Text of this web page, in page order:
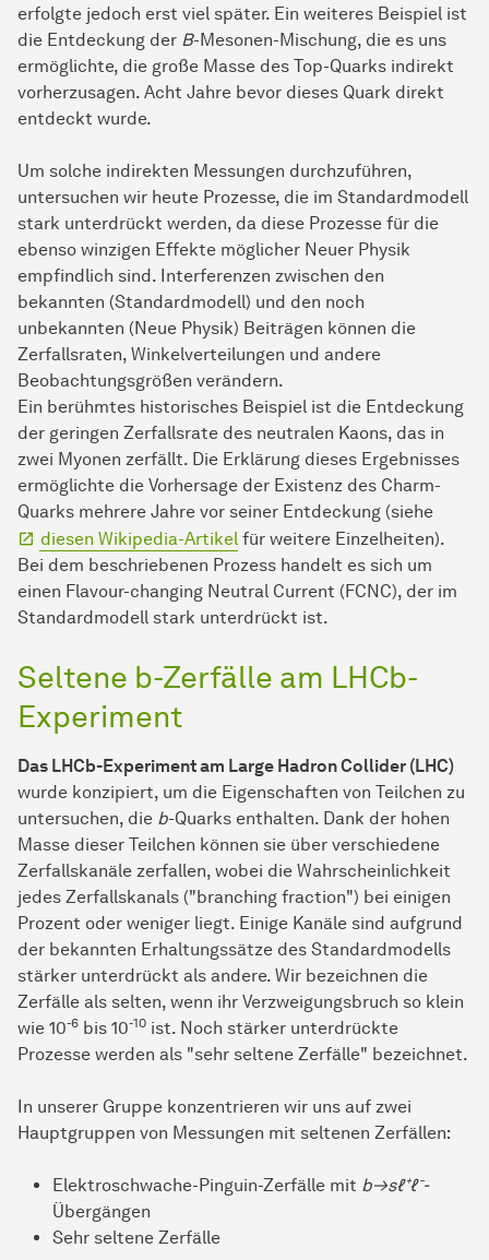
erfolgte jedoch erst viel später. Ein weiteres Beispiel ist
die Entdeckung der B-Mesonen-Mischung, die es uns
ermöglichte, die große Masse des Top-Quarks indirekt
vorherzusagen. Acht Jahre bevor dieses Quark direkt
entdeckt wurde.
Um solche indirekten Messungen durchzuführen,
untersuchen wir heute Prozesse, die im Standardmodell
stark unterdrückt werden, da diese Prozesse für die
ebenso winzigen Effekte möglicher Neuer Physik
empfindlich sind. Interferenzen zwischen den
bekannten (Standardmodell) und den noch
unbekannten (Neue Physik) Beiträgen können die
Zerfallsraten, Winkelverteilungen und andere
Beobachtungsgrößen verändern.
Ein berühmtes historisches Beispiel ist die Entdeckung
der geringen Zerfallsrate des neutralen Kaons, das in
zwei Myonen zerfällt. Die Erklärung dieses Ergebnisses
ermöglichte die Vorhersage der Existenz des Charm-
Quarks mehrere Jahre vor seiner Entdeckung (siehe
diesen Wikipedia-Artikel für weitere Einzelheiten).
Bei dem beschriebenen Prozess handelt es sich um
einen Flavour-changing Neutral Current (FCNC), der im
Standardmodell stark unterdrückt ist.
Seltene b-Zerfälle am LHCb-
Experiment
Das LHCb-Experiment am Large Hadron Collider (LHC)
wurde konzipiert, um die Eigenschaften von Teilchen zu
untersuchen, die b-Quarks enthalten. Dank der hohen
Masse dieser Teilchen können sie über verschiedene
Zerfallskanäle zerfallen, wobei die Wahrscheinlichkeit
jedes Zerfallskanals ("branching fraction") bei einigen
Prozent oder weniger liegt. Einige Kanäle sind aufgrund
der bekannten Erhaltungssätze des Standardmodells
stärker unterdrückt als andere. Wir bezeichnen die
Zerfälle als selten, wenn ihr Verzweigungsbruch so klein
wie 10-6 bis 10-10 ist. Noch stärker unterdrückte
Prozesse werden als "sehr seltene Zerfälle" bezeichnet.
In unserer Gruppe konzentrieren wir uns auf zwei
Hauptgruppen von Messungen mit seltenen Zerfällen:
Elektroschwache-Pinguin-Zerfälle mit b→sℓ⁺ℓ⁻-
Übergängen
Sehr seltene Zerfälle